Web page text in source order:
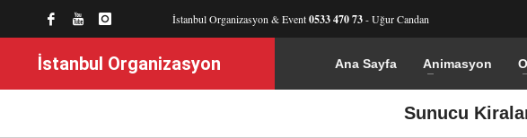
İstanbul Organizasyon & Event0533 470 73- Uğur Candan
İstanbul Organizasyon Ana Sayfa Animasyon
Sunucu